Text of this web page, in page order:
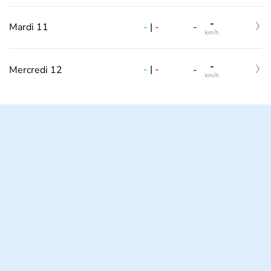
Mardi 11 - | - - -
km/h
Mercredi 12 - | - - -
km/h